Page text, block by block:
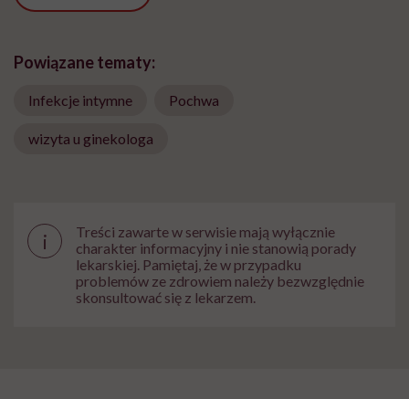
Powiązane tematy:
Infekcje intymne Pochwa
wizyta u ginekologa
i
Treści zawarte w serwisie mają wyłącznie
charakter informacyjny i nie stanowią porady
lekarskiej. Pamiętaj, że w przypadku
problemów ze zdrowiem należy bezwzględnie
skonsultować się z lekarzem.